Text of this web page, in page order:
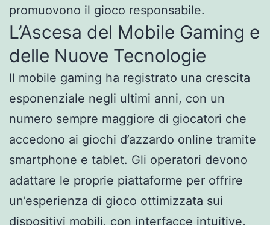
promuovono il gioco responsabile.
L’Ascesa del Mobile Gaming e
delle Nuove Tecnologie
Il mobile gaming ha registrato una crescita
esponenziale negli ultimi anni, con un
numero sempre maggiore di giocatori che
accedono ai giochi d’azzardo online tramite
smartphone e tablet. Gli operatori devono
adattare le proprie piattaforme per offrire
un’esperienza di gioco ottimizzata sui
dispositivi mobili, con interfacce intuitive,